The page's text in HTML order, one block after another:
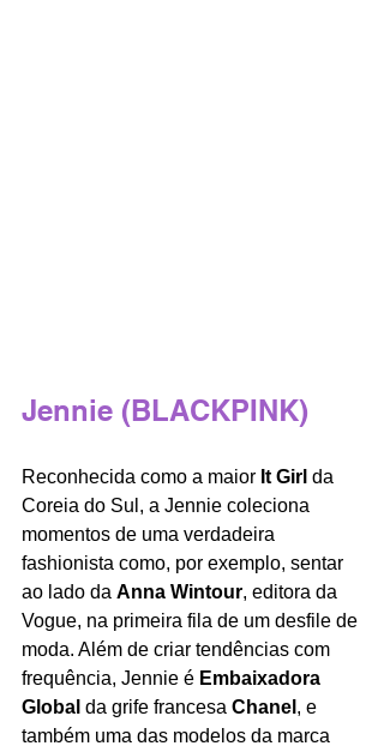
Jennie (BLACKPINK)
Reconhecida como a maior It Girl da
Coreia do Sul, a Jennie coleciona
momentos de uma verdadeira
fashionista como, por exemplo, sentar
ao lado da Anna Wintour, editora da
Vogue, na primeira fila de um desfile de
moda. Além de criar tendências com
frequência, Jennie é Embaixadora
Global da grife francesa Chanel , e
também uma das modelos da marca